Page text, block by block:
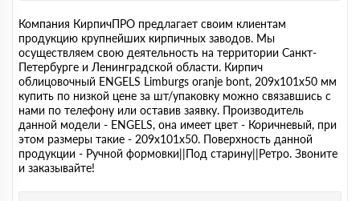
Компания КирпичПРО предлагает своим клиентам
продукцию крупнейших кирпичных заводов. Мы
осуществляем свою деятельность на территории Санкт-
Петербурге и Ленинградской области. Кирпич
облицовочный ENGELS Limburgs oranje bont, 209х101х50 мм
купить по низкой цене за шт/упаковку можно связавшись с
нами по телефону или оставив заявку. Производитель
данной модели - ENGELS, она имеет цвет - Коричневый, при
этом размеры такие - 209х101х50. Поверхность данной
продукции - Ручной формовки||Под старину||Ретро. Звоните
и заказывайте!